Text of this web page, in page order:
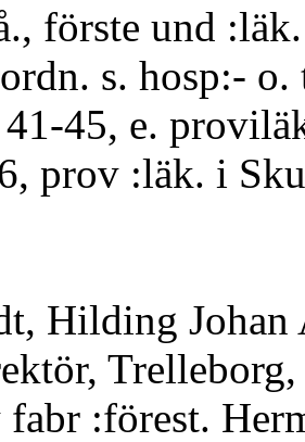
förste und
s. hosp:- o.
45, e.
prov :läk. i
Hilding Johan
:förest.